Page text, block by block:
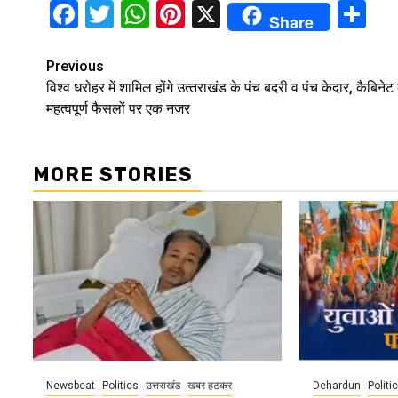
Facebook
Twitter
WhatsApp
Pinterest
X Share
Continue
Reading
Previous
विश्व धरोहर में शामिल होंगे उत्‍तराखंड के पंच बदरी व पंच केदार,
महत्‍वपूर्ण फैसलों पर एक नजर
MORE STORIES
Newsbeat Politics उत्तराखंड खबर हटकर Dehardun